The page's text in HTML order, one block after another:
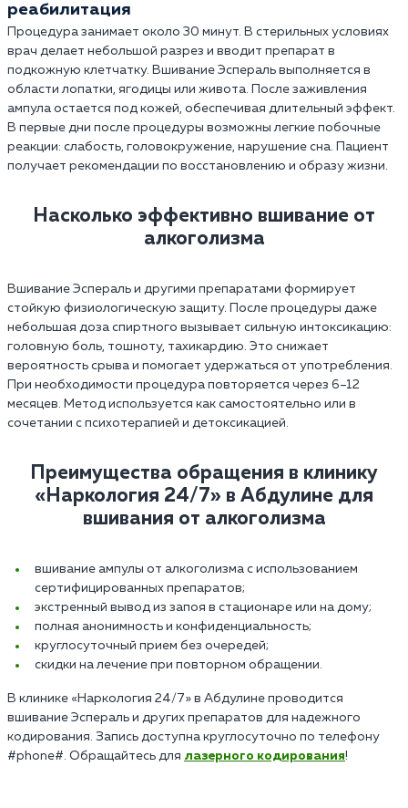
реабилитация
Процедура занимает около 30 минут. В стерильных условиях
врач делает небольшой разрез и вводит препарат в
подкожную клетчатку. Вшивание Эспераль выполняется в
области лопатки, ягодицы или живота. После заживления
ампула остается под кожей, обеспечивая длительный эффект.
В первые дни после процедуры возможны легкие побочные
реакции: слабость, головокружение, нарушение сна. Пациент
получает рекомендации по восстановлению и образу жизни.
Насколько эффективно вшивание от
алкоголизма
Вшивание Эспераль и другими препаратами формирует
стойкую физиологическую защиту. После процедуры даже
небольшая доза спиртного вызывает сильную интоксикацию:
головную боль, тошноту, тахикардию. Это снижает
вероятность срыва и помогает удержаться от употребления.
При необходимости процедура повторяется через 6–12
месяцев. Метод используется как самостоятельно или в
сочетании с психотерапией и детоксикацией.
Преимущества обращения в клинику
«Наркология 24/7» в Абдулине для
вшивания от алкоголизма
вшивание ампулы от алкоголизма с использованием
сертифицированных препаратов;
экстренный вывод из запоя в стационаре или на дому;
полная анонимность и конфиденциальность;
круглосуточный прием без очередей;
скидки на лечение при повторном обращении.
В клинике «Наркология 24/7» в Абдулине проводится
вшивание Эспераль и других препаратов для надежного
кодирования. Запись доступна круглосуточно по телефону
#phone#. Обращайтесь для лазерного кодирования!